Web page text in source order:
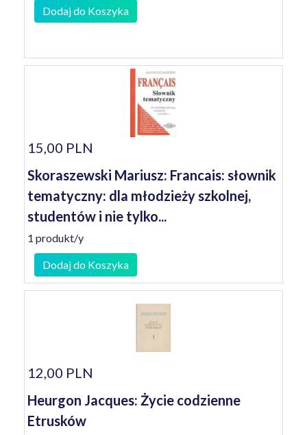
Dodaj do Koszyka
15,00 PLN
Skoraszewski Mariusz: Francais: słownik
tematyczny: dla młodzieży szkolnej,
studentów i nie tylko...
1 produkt/y
Dodaj do Koszyka
12,00 PLN
Heurgon Jacques: Życie codzienne
Etrusków